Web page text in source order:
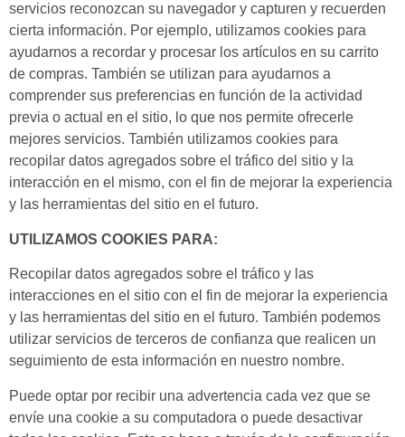
servicios reconozcan su navegador y capturen y recuerden
cierta información. Por ejemplo, utilizamos cookies para
ayudarnos a recordar y procesar los artículos en su carrito
de compras. También se utilizan para ayudarnos a
comprender sus preferencias en función de la actividad
previa o actual en el sitio, lo que nos permite ofrecerle
mejores servicios. También utilizamos cookies para
recopilar datos agregados sobre el tráfico del sitio y la
interacción en el mismo, con el fin de mejorar la experiencia
y las herramientas del sitio en el futuro.
UTILIZAMOS COOKIES PARA:
Recopilar datos agregados sobre el tráfico y las
interacciones en el sitio con el fin de mejorar la experiencia
y las herramientas del sitio en el futuro. También podemos
utilizar servicios de terceros de confianza que realicen un
seguimiento de esta información en nuestro nombre.
Puede optar por recibir una advertencia cada vez que se
envíe una cookie a su computadora o puede desactivar